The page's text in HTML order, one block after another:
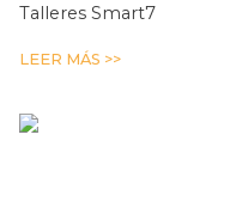
Talleres Smart7
LEER MÁS >>